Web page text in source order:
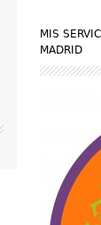
MIS
MADRID